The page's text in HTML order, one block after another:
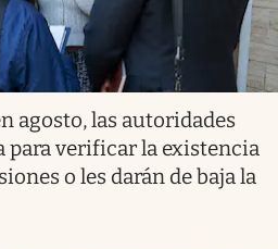
agosto, las autoridades
para verificar la existencia
o les darán de baja la